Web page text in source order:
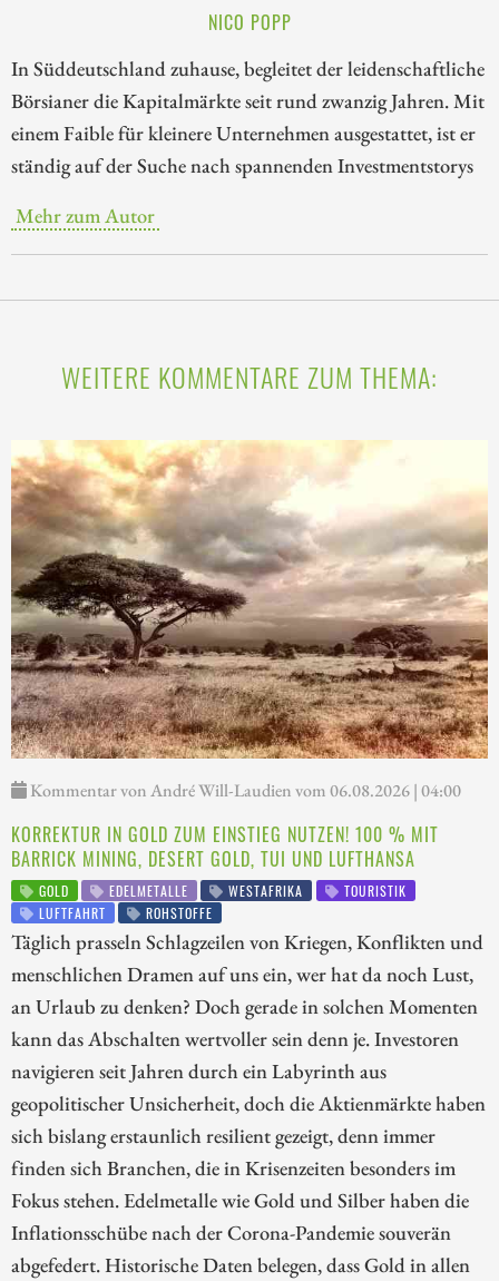
NICO POPP
In Süddeutschland zuhause, begleitet der leidenschaftliche
Börsianer die Kapitalmärkte seit rund zwanzig Jahren. Mit
einem Faible für kleinere Unternehmen ausgestattet, ist er
ständig auf der Suche nach spannenden Investmentstorys
Mehr zum Autor
WEITERE KOMMENTARE ZUM THEMA:
Kommentar von André Will-Laudien vom 06.08.2026 | 04:00
KORREKTUR IN GOLD ZUM EINSTIEG NUTZEN! 100 % MIT
BARRICK MINING, DESERT GOLD, TUI UND LUFTHANSA
GOLD EDELMETALLE WESTAFRIKA
TOURISTIK
LUFTFAHRT
ROHSTOFFE
Täglich prasseln Schlagzeilen von Kriegen, Konflikten und
menschlichen Dramen auf uns ein, wer hat da noch Lust,
an Urlaub zu denken? Doch gerade in solchen Momenten
kann das Abschalten wertvoller sein denn je. Investoren
navigieren seit Jahren durch ein Labyrinth aus
geopolitischer Unsicherheit, doch die Aktienmärkte haben
sich bislang erstaunlich resilient gezeigt, denn immer
finden sich Branchen, die in Krisenzeiten besonders im
Fokus stehen. Edelmetalle wie Gold und Silber haben die
Inflationsschübe nach der Corona-Pandemie souverän
abgefedert. Historische Daten belegen, dass Gold in allen